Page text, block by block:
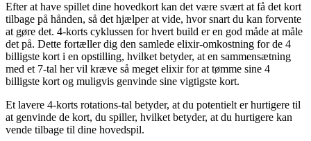
Efter at have spillet dine hovedkort kan det være svært at få det kort
tilbage på hånden, så det hjælper at vide, hvor snart du kan forvente
at gøre det. 4-korts cyklussen for hvert build er en god måde at måle
det på. Dette fortæller dig den samlede elixir-omkostning for de 4
billigste kort i en opstilling, hvilket betyder, at en sammensætning
med et 7-tal her vil kræve så meget elixir for at tømme sine 4
billigste kort og muligvis genvinde sine vigtigste kort.
Et lavere 4-korts rotations-tal betyder, at du potentielt er hurtigere til
at genvinde de kort, du spiller, hvilket betyder, at du hurtigere kan
vende tilbage til dine hovedspil.